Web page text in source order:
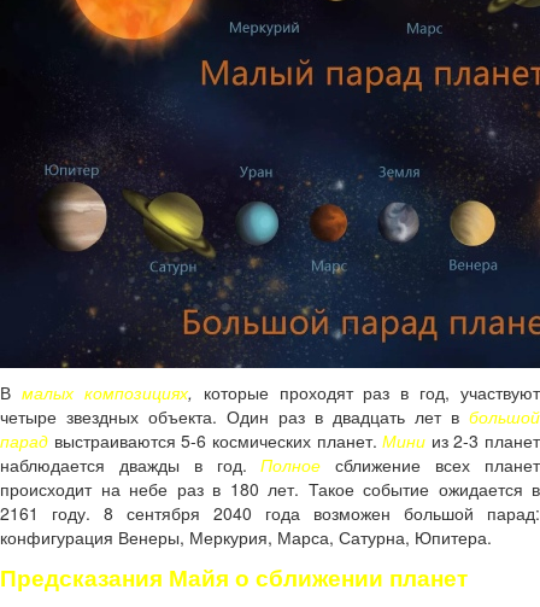
В малых композициях, которые проходят раз в год, участвуют
четыре звездных объекта. Один раз в двадцать лет в большой
парад выстраиваются 5-6 космических планет.Мини из 2-3 планет
наблюдается дважды в год.Полное сближение всех планет
происходит на небе раз в 180 лет. Такое событие ожидается в
2161 году. 8 сентября 2040 года возможен большой парад:
конфигурация Венеры, Меркурия, Марса, Сатурна, Юпитера.
Предсказания Майя о сближении планет